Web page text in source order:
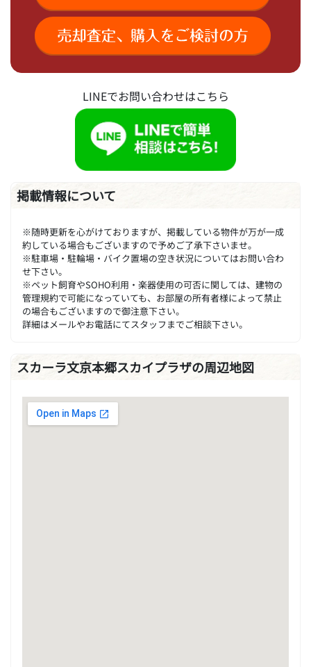
LINEでお問い合わせはこちら
掲載情報について
※随時更新を心がけておりますが、掲載している物件が万が一成
約している場合もございますので予めご了承下さいませ。
※駐車場・駐輪場・バイク置場の空き状況についてはお問い合わ
せ下さい。
※ペット飼育やSOHO利用・楽器使用の可否に関しては、建物の
管理規約で可能になっていても、お部屋の所有者様によって禁止
の場合もございますので御注意下さい。
詳細はメールやお電話にてスタッフまでご相談下さい。
スカーラ文京本郷スカイプラザの周辺地図